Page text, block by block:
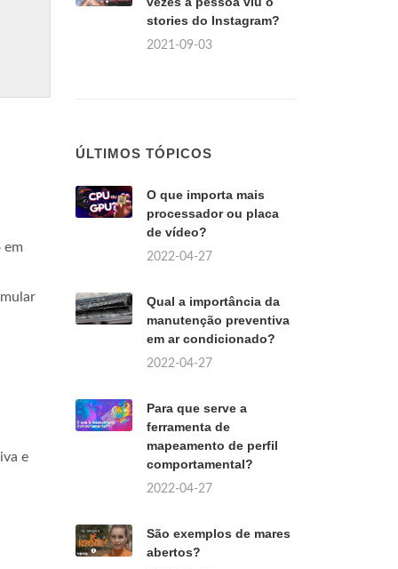
em
e
stories do Instagram?
2021-09-03
ÚLTIMOS TÓPICOS
O que importa mais
processador ou placa
de vídeo?
2022-04-27
Qual a importância da
manutenção preventiva
em ar condicionado?
2022-04-27
Para que serve a
ferramenta de
mapeamento de perfil
comportamental?
2022-04-27
São exemplos de mares
abertos?